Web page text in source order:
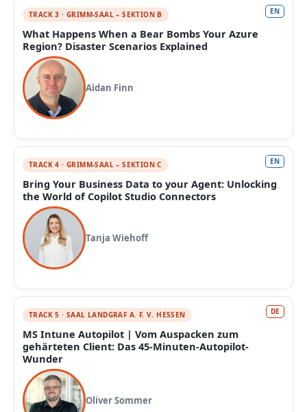
TRACK 3 · GRIMM-SAAL – SEKTION B EN
What Happens When a Bear Bombs Your Azure
Region? Disaster Scenarios Explained
Aidan Finn
TRACK 4 · GRIMM-SAAL – SEKTION C EN
Bring Your Business Data to your Agent: Unlocking
the World of Copilot Studio Connectors
Tanja Wiehoff
TRACK 5 · SAAL LANDGRAF A. F. V. HESSEN DE
MS Intune Autopilot | Vom Auspacken zum
gehärteten Client: Das 45-Minuten-Autopilot-
Wunder
Oliver Sommer